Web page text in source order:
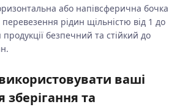
або напівсферична бочка
рідин щільністю від 1 до
безпечний та стійкий до
ваші
зберігання та